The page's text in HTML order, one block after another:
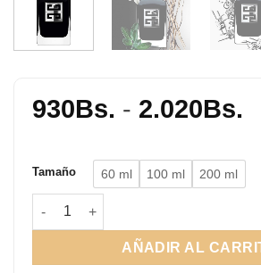
930Bs. - 2.020Bs.
Tamaño 60 ml 100 ml
200 ml
Gentleman Society EDP cantidad
AÑADIR AL